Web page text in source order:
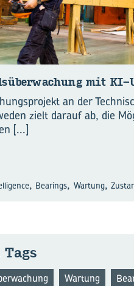
mit
an der
zielt darauf ab, die
[...]
, Bearings, Wartung,
Wartung